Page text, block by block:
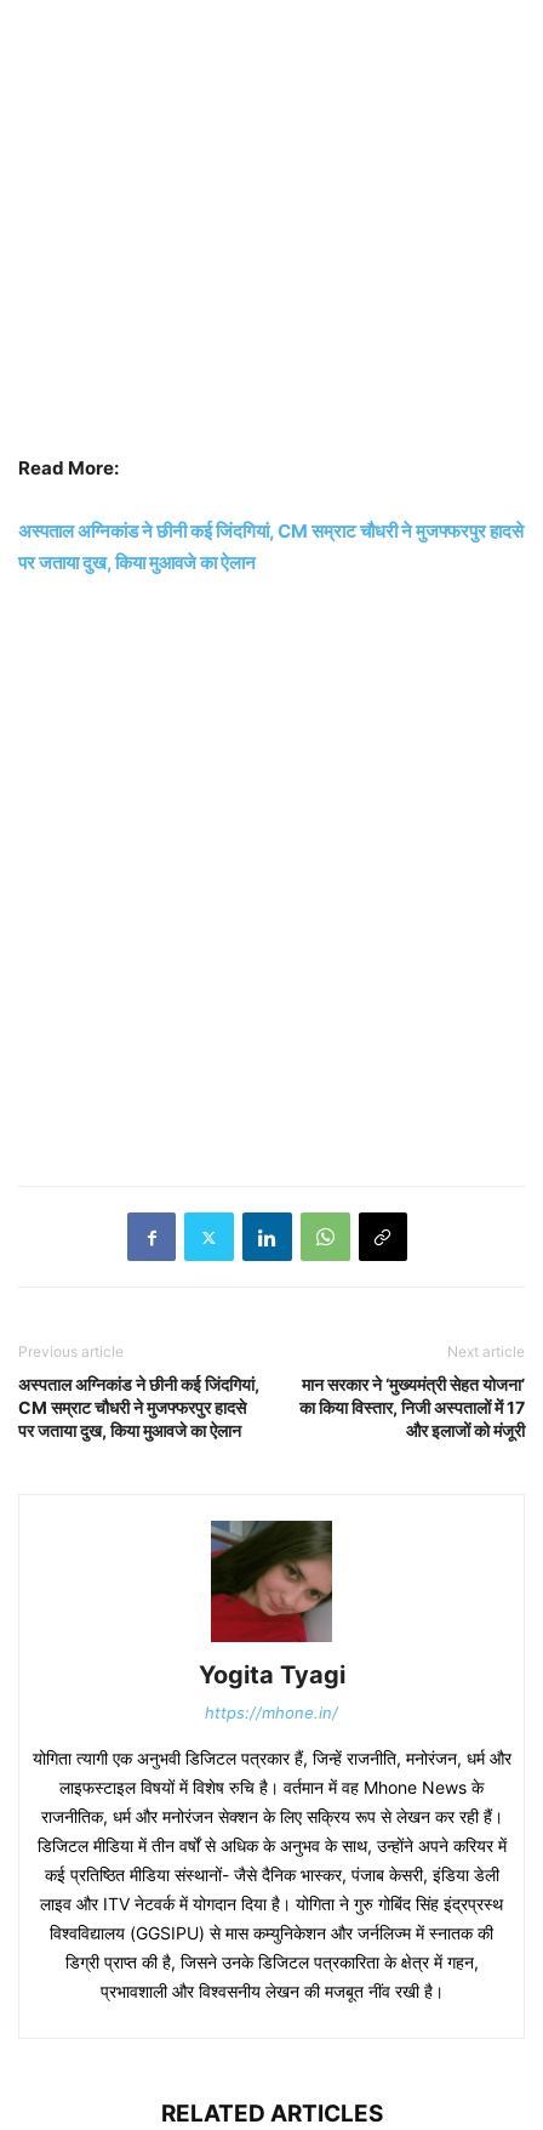
Read More:
अस्पताल अग्निकांड ने छीनी कई जिंदगियां, CM सम्राट चौधरी ने मुजफ्फरपुर हादसे
पर जताया दुख, किया मुआवजे का ऐलान
Previous article
अस्पताल अग्निकांड ने छीनी कई जिंदगियां,
CM सम्राट चौधरी ने मुजफ्फरपुर हादसे
पर जताया दुख, किया मुआवजे का ऐलान
Next article
मान सरकार ने ‘मुख्यमंत्री सेहत योजना’
का किया विस्तार, निजी अस्पतालों में 17
और इलाजों को मंजूरी
Yogita Tyagi
https://mhone.in/
योगिता त्यागी एक अनुभवी डिजिटल पत्रकार हैं, जिन्हें राजनीति, मनोरंजन, धर्म और
लाइफस्टाइल विषयों में विशेष रुचि है। वर्तमान में वह Mhone News के
राजनीतिक, धर्म और मनोरंजन सेक्शन के लिए सक्रिय रूप से लेखन कर रही हैं।
डिजिटल मीडिया में तीन वर्षों से अधिक के अनुभव के साथ, उन्होंने अपने करियर में
कई प्रतिष्ठित मीडिया संस्थानों- जैसे दैनिक भास्कर, पंजाब केसरी, इंडिया डेली
लाइव और ITV नेटवर्क में योगदान दिया है। योगिता ने गुरु गोबिंद सिंह इंद्रप्रस्थ
विश्वविद्यालय (GGSIPU) से मास कम्युनिकेशन और जर्नलिज्म में स्नातक की
डिग्री प्राप्त की है, जिसने उनके डिजिटल पत्रकारिता के क्षेत्र में गहन,
प्रभावशाली और विश्वसनीय लेखन की मजबूत नींव रखी है।
RELATED ARTICLES